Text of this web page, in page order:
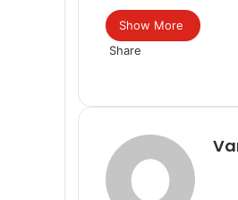
Show More
Share